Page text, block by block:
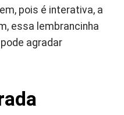
pois é interativa, a
essa lembrancinha
agradar